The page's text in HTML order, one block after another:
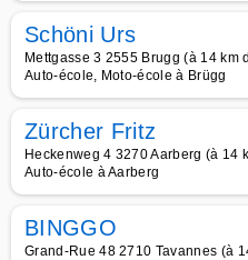
Schöni Urs
Mettgasse 3 2555 Brugg (à 14 km
Auto-école, Moto-école à Brügg
Zürcher Fritz
Heckenweg 4 3270 Aarberg (à 14
Auto-école à Aarberg
BINGGO
Grand-Rue 48 2710 Tavannes (à